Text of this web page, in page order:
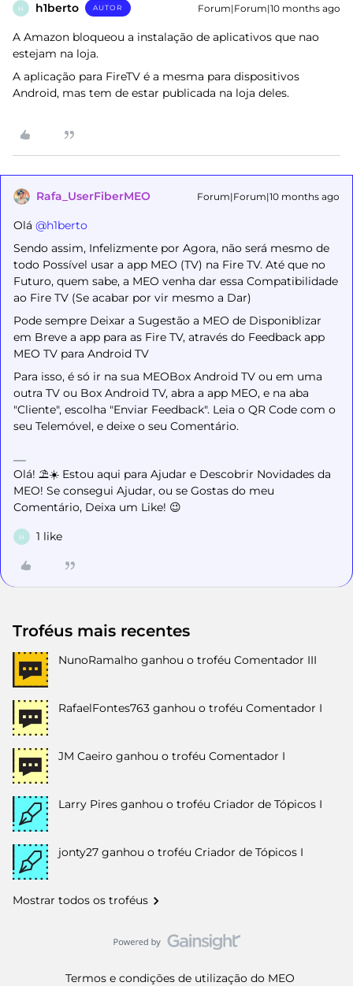
H h1berto AUTOR Forum|Forum|10 months ago
A Amazon bloqueou a instalação de aplicativos que nao
estejam na loja.
A aplicação para FireTV é a mesma para dispositivos
Android, mas tem de estar publicada na loja deles.
Rafa_UserFiberMEO Forum|Forum|10 months ago
Olá ​ @h1berto
Sendo assim, Infelizmente por Agora, não será mesmo de
todo Possível usar a app MEO (TV) na Fire TV. Até que no
Futuro, quem sabe, a MEO venha dar essa Compatibilidade
ao Fire TV (Se acabar por vir mesmo a Dar)
Pode sempre Deixar a Sugestão a MEO de Disponiblizar
em Breve a app para as Fire TV, através do Feedback app
MEO TV para Android TV
Para isso, é só ir na sua MEOBox Android TV ou em uma
outra TV ou Box Android TV, abra a app MEO, e na aba
"Cliente", escolha "Enviar Feedback". Leia o QR Code com o
seu Telemóvel, e deixe o seu Comentário.
Olá! ⛱️☀️ Estou aqui para Ajudar e Descobrir Novidades da
MEO! Se consegui Ajudar, ou se Gostas do meu
Comentário, Deixa um Like! 😉
H 1 like
Troféus mais recentes
NunoRamalho ganhou o troféu Comentador III
RafaelFontes763 ganhou o troféu Comentador I
JM Caeiro ganhou o troféu Comentador I
Larry Pires ganhou o troféu Criador de Tópicos I
jonty27 ganhou o troféu Criador de Tópicos I
Mostrar todos os troféus
Termos e condições de utilização do MEO